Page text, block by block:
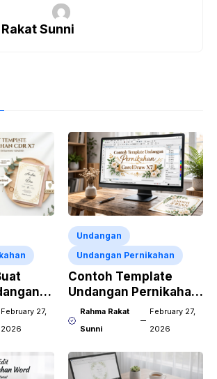
Sunni
X7
February 27,
2026
Undangan
Undangan Pernikahan
Contoh Template
Undangan Pernikahan
CorelDraw X7
Rahma Rakat
Sunni
February 27,
2026